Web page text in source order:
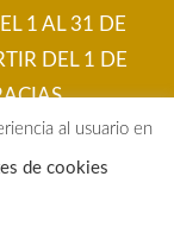
1 AL 31 DE
DEL 1 DE
al usuario en
de cookies